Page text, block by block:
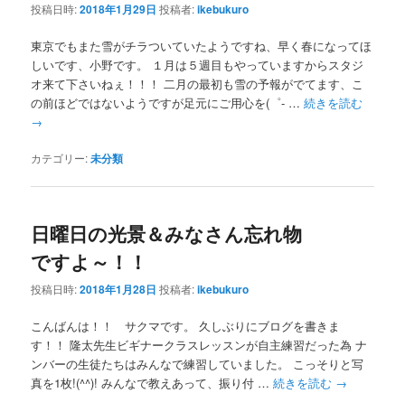
投稿日時:2018年1月29日 投稿者:ikebukuro
東京でもまた雪がチラついていたようですね、早く春になってほ
しいです、小野です。 １月は５週目もやっていますからスタジ
オ来て下さいねぇ！！！ 二月の最初も雪の予報がでてます、こ
の前ほどではないようですが足元にご用心を(゜- …続きを読む
→
カテゴリー:未分類
日曜日の光景＆みなさん忘れ物
ですよ～！！
投稿日時:2018年1月28日 投稿者:ikebukuro
こんばんは！！ サクマです。 久しぶりにブログを書きま
す！！ 隆太先生ビギナークラスレッスンが自主練習だった為 ナ
ンバーの生徒たちはみんなで練習していました。 こっそりと写
真を1枚!(^^)! みんなで教えあって、振り付 …続きを読む →